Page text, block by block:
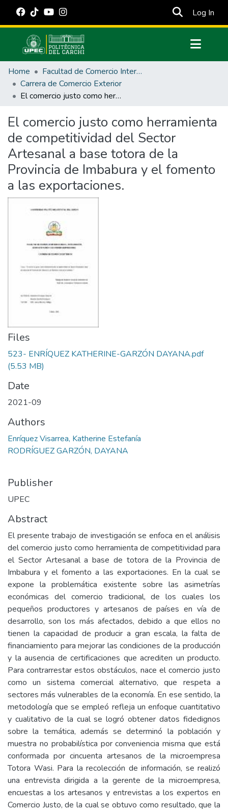
Log In
Communities & Collections
All of DSpace
Statistics
Estadísticas Externas
Manuales
Home
Facultad de Comercio Internacional, Integración, Administración y Economía Empresarial
Carrera de Comercio Exterior
El comercio justo como herramienta de competitividad del Sector Artesanal a base totora de la Provincia de Imbabura y el fomento a las exportaciones.
El comercio justo como herramienta
de competitividad del Sector
Artesanal a base totora de la
Provincia de Imbabura y el fomento
a las exportaciones.
Files
523- ENRÍQUEZ KATHERINE-GARZÓN DAYANA.pdf
(5.53 MB)
Date
2021-09
Authors
Enríquez Visarrea, Katherine Estefanía
RODRÍGUEZ GARZÓN, DAYANA
Publisher
UPEC
Abstract
El presente trabajo de investigación se enfoca en el análisis
del comercio justo como herramienta de competitividad para
el Sector Artesanal a base de totora de la Provincia de
Imbabura y el fomento a las exportaciones. En la cual se
expone la problemática existente sobre las asimetrías
económicas del comercio tradicional, de los cuales los
pequeños productores y artesanos de países en vía de
desarrollo, son los más afectados, debido a que ellos no
tienen la capacidad de producir a gran escala, la falta de
financiamiento para mejorar las condiciones de la producción
y la ausencia de certificaciones que acrediten un producto.
Para contrarrestar estos obstáculos, nace el comercio justo
como un sistema comercial alternativo, que respeta a
sectores más vulnerables de la economía. En ese sentido, la
metodología que se empleó refleja un enfoque cuantitativo
y cualitativo de la cual se logró obtener datos fidedignos
sobre la temática, además se determinó la población y
muestra no probabilística por conveniencia misma que está
conformada por cincuenta artesanos de la microempresa
Totora Wasi. Para la recolección de información, se realizó
una entrevista dirigida a la gerente de la microempresa,
encuestas a los artesanos y entrevistas a los expertos en
Comercio Justo, de la cual se obtuvo como resultado, que la